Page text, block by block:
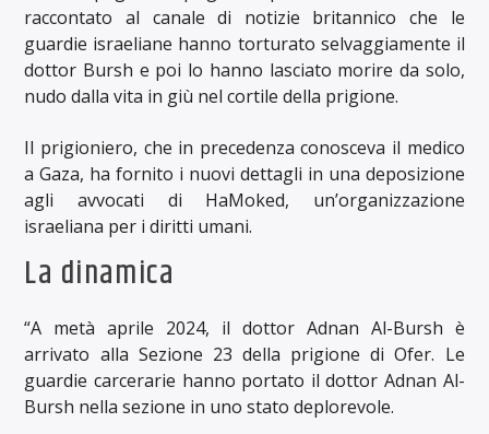
raccontato al canale di notizie britannico che le
guardie israeliane hanno torturato selvaggiamente il
dottor Bursh e poi lo hanno lasciato morire da solo,
nudo dalla vita in giù nel cortile della prigione.
Il prigioniero, che in precedenza conosceva il medico
a Gaza, ha fornito i nuovi dettagli in una deposizione
agli avvocati di HaMoked, un’organizzazione
israeliana per i diritti umani.
La dinamica
“A metà aprile 2024, il dottor Adnan Al-Bursh è
arrivato alla Sezione 23 della prigione di Ofer. Le
guardie carcerarie hanno portato il dottor Adnan Al-
Bursh nella sezione in uno stato deplorevole.